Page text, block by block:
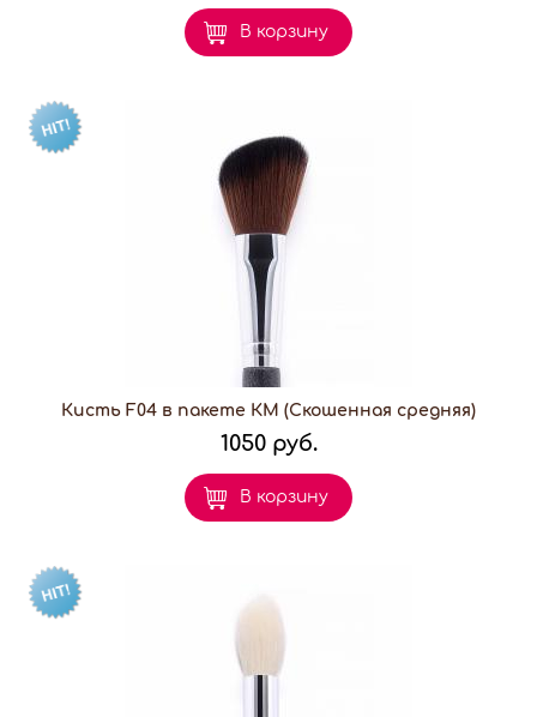
В корзину
Кисть F04 в пакете КМ (Скошенная средняя)
1050 руб.
В корзину